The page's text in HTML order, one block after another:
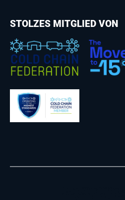
STOLZES MITGLIED VON